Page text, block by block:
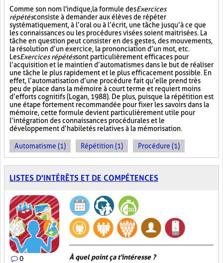
Comme son nom l'indique, la formule desExercices
répétésconsiste à demander aux élèves de répéter
systématiquement, à l’oral ou à l’écrit, une tâche jusqu’à ce que
les connaissances ou les procédures visées soient maitrisées. La
tâche en question peut consister en des gestes, des mouvements,
la résolution d’un exercice, la prononciation d’un mot, etc.
LesExercices répétéssont particulièrement efficaces pour
l’acquisition et le maintien d’automatismes dans le but de réaliser
une tâche le plus rapidement et le plus efficacement possible. En
effet, l’automatisation d’une procédure fait qu’elle prend très
peu de place dans la mémoire à court terme et requiert moins
d’efforts cognitifs (Logan, 1988). De plus, puisque la répétition est
une étape fortement recommandée pour fixer les savoirs dans la
mémoire, cette formule devient particulièrement utile pour
l’intégration des connaissances procédurales et le
développement d’habiletés relatives à la mémorisation.
Automatisme (1) Répétition (1) Procédure (1)
LISTES D'INTÉRÊTS ET DE COMPÉTENCES
0 À quel point ça t'intéresse ?